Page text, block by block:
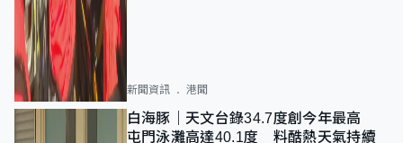
新聞資訊 港聞
白海豚｜天文台錄34.7度創今年最高
屯門泳灘高達40.1度 料酷熱天氣持續